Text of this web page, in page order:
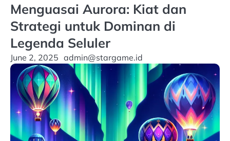
Menguasai Aurora: Kiat dan
Strategi untuk Dominan di
Legenda Seluler
June 2, 2025 admin@stargame.id